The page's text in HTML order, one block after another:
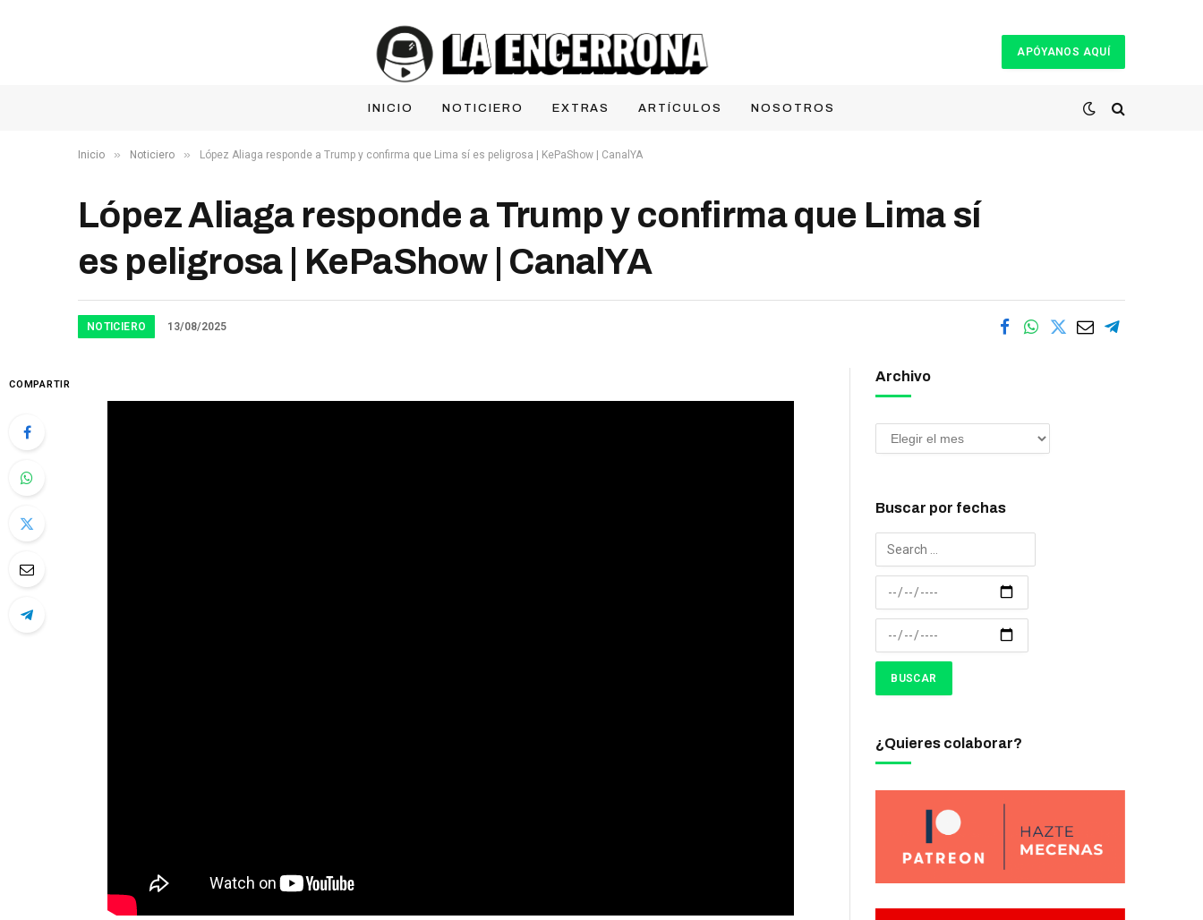
APÓYANOS AQUÍ
INICIO NOTICIERO EXTRAS ARTÍCULOS NOSOTROS
Inicio » Noticiero » López Aliaga responde a Trump y confirma que Lima sí es peligrosa | KePaShow | CanalYA
López Aliaga responde a Trump y confirma que Lima sí
es peligrosa | KePaShow | CanalYA
NOTICIERO 13/08/2025
COMPARTIR
Archivo
Buscar por fechas
¿Quieres colaborar?